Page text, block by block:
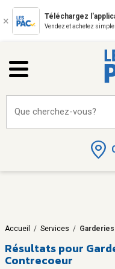
Téléchargez
Vendez et achetez
Que cherchez-vous?
Accueil / Services / Garderies
Résultats pour
Contrecoeur